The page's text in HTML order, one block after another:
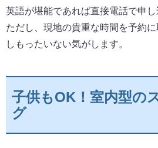
英語が堪能であれば直接電話で申し
ただし、現地の貴重な時間を予約
しもったいない気がします。
子供もOK！室内型の
グ